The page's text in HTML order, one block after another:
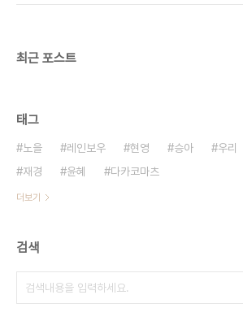
최근 포스트
태그
노을 레인보우 현영 승아 우리
재경
윤혜 다카코마츠
더보기
검색